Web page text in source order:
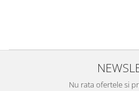
Nu rata ofertele si